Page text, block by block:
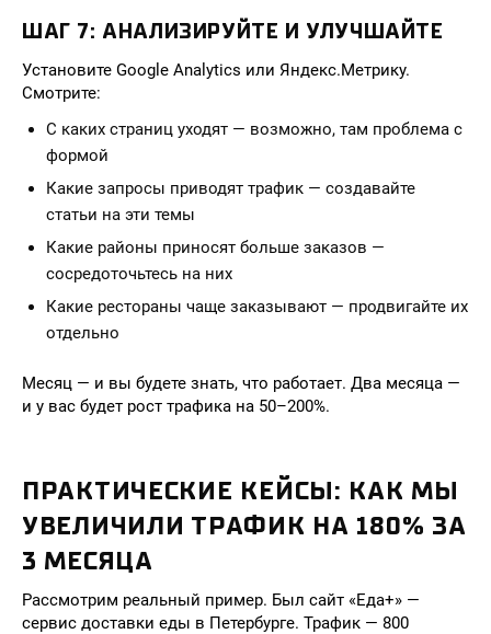
ШАГ 7: АНАЛИЗИРУЙТЕ И УЛУЧШАЙТЕ
Установите Google Analytics или Яндекс.Метрику.
Смотрите:
С каких страниц уходят — возможно, там проблема с
формой
Какие запросы приводят трафик — создавайте
статьи на эти темы
Какие районы приносят больше заказов —
сосредоточьтесь на них
Какие рестораны чаще заказывают — продвигайте их
отдельно
Месяц — и вы будете знать, что работает. Два месяца —
и у вас будет рост трафика на 50–200%.
ПРАКТИЧЕСКИЕ КЕЙСЫ: КАК МЫ
УВЕЛИЧИЛИ ТРАФИК НА 180% ЗА
3 МЕСЯЦА
Рассмотрим реальный пример. Был сайт «Еда+» —
сервис доставки еды в Петербурге. Трафик — 800